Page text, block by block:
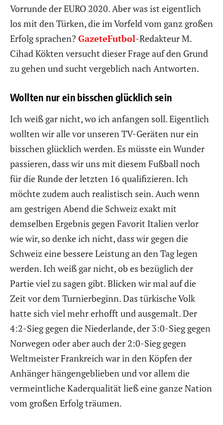
Vorrunde der EURO 2020. Aber was ist eigentlich
los mit den Türken, die im Vorfeld vom ganz großen
Erfolg sprachen? GazeteFutbol-Redakteur M.
Cihad Kökten versucht dieser Frage auf den Grund
zu gehen und sucht vergeblich nach Antworten.
Wollten nur ein bisschen glücklich sein
Ich weiß gar nicht, wo ich anfangen soll. Eigentlich
wollten wir alle vor unseren TV-Geräten nur ein
bisschen glücklich werden. Es müsste ein Wunder
passieren, dass wir uns mit diesem Fußball noch
für die Runde der letzten 16 qualifizieren. Ich
möchte zudem auch realistisch sein. Auch wenn
am gestrigen Abend die Schweiz exakt mit
demselben Ergebnis gegen Favorit Italien verlor
wie wir, so denke ich nicht, dass wir gegen die
Schweiz eine bessere Leistung an den Tag legen
werden. Ich weiß gar nicht, ob es bezüglich der
Partie viel zu sagen gibt. Blicken wir mal auf die
Zeit vor dem Turnierbeginn. Das türkische Volk
hatte sich viel mehr erhofft und ausgemalt. Der
4:2-Sieg gegen die Niederlande, der 3:0-Sieg gegen
Norwegen oder aber auch der 2:0-Sieg gegen
Weltmeister Frankreich war in den Köpfen der
Anhänger hängengeblieben und vor allem die
vermeintliche Kaderqualität ließ eine ganze Nation
vom großen Erfolg träumen.